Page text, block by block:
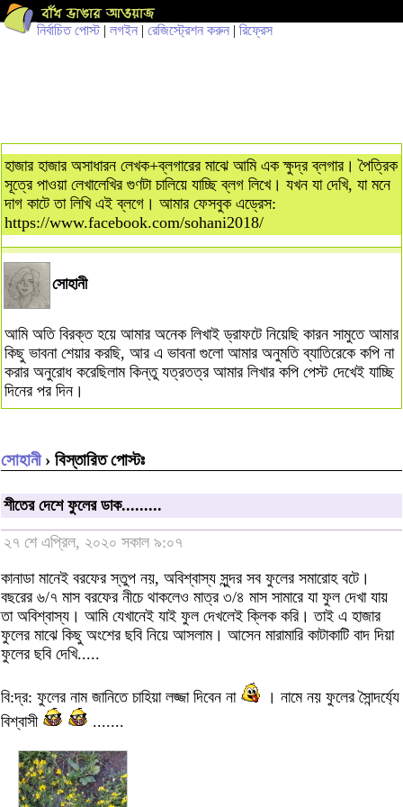
নির্বাচিত পোস্ট| লগইন | রেজিস্ট্রেশন করুন | রিফ্রেস
হাজার হাজার অসাধারন লেখক+ব্লগারের মাঝে আমি এক ক্ষুদ্র ব্লগার। পৈত্রিক
সূত্রে পাওয়া লেখালেখির গুণটা চালিয়ে যাচ্ছি ব্লগ লিখে। যখন যা দেখি, যা মনে
দাগ কাটে তা লিখি এই ব্লগে। আমার ফেসবুক এড্রেস:
https://www.facebook.com/sohani2018/
সোহানী
আমি অতি বিরক্ত হয়ে আমার অনেক লিখাই ড্রাফটে নিয়েছি কারন সামুতে আমার
কিছু ভাবনা শেয়ার করছি, আর এ ভাবনা গুলো আমার অনুমতি ব্যাতিরেকে কপি না
করার অনুরোধ করেছিলাম কিন্তু যত্রতত্র আমার লিখার কপি পেস্ট দেখেই যাচ্ছি
দিনের পর দিন।
সোহানী› বিস্তারিত পোস্টঃ
শীতের দেশে ফুলের ডাক.........
২৭ শে এপ্রিল, ২০২০ সকাল ৯:০৭
কানাডা মানেই বরফের স্তুপ নয়, অবিশ্বাস্য সুন্দর সব ফুলের সমারোহ বটে।
বছরের ৬/৭ মাস বরফের নীচে থাকলেও মাত্র ৩/৪ মাস সামারে যা ফুল দেখা যায়
তা অবিশ্বাস্য। আমি যেখানেই যাই ফুল দেখলেই ক্লিক করি। তাই এ হাজার
ফুলের মাঝে কিছু অংশের ছবি নিয়ে আসলাম। আসেন মারামারি কাটাকাটি বাদ দিয়া
ফুলের ছবি দেখি.....
বি:দ্র: ফুলের নাম জানিতে চাহিয়া লজ্জা দিবেন না
। নামে নয় ফুলের সৈান্দর্য্যে
বিশ্বাসী
.......